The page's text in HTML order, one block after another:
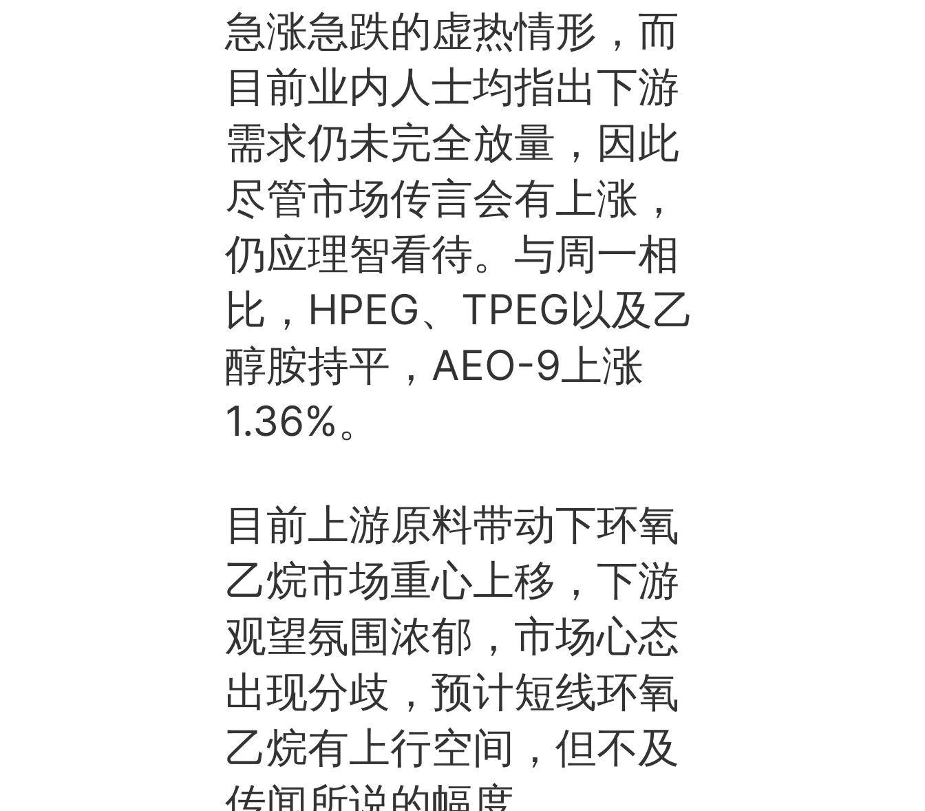
急涨急跌的虚热情形，而
目前业内人士均指出下游
需求仍未完全放量，因此
尽管市场传言会有上涨，
仍应理智看待。与周一相
比，HPEG、TPEG以及乙
醇胺持平，AEO-9上涨
1.36%。
目前上游原料带动下环氧
乙烷市场重心上移，下游
观望氛围浓郁，市场心态
出现分歧，预计短线环氧
乙烷有上行空间，但不及